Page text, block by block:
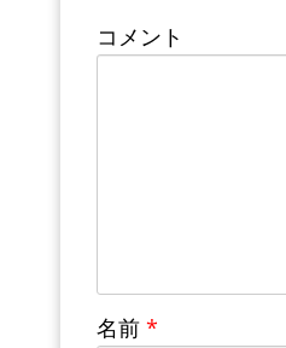
コメント
名前 *